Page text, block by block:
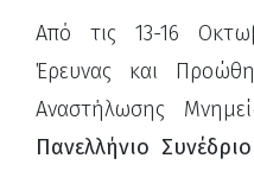
Από τις 13-16
Έρευνας και
Αναστήλωσης
Πανελλήνιο